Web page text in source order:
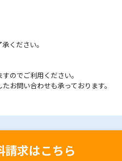
ください。
のでご利用ください。
お問い合わせも承っております。
請求はこちら